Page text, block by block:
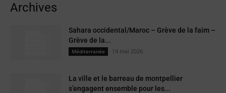
Archives
Sahara occidental/Maroc – Grève de la faim –
Grève de la...
Méditerranée 14 mai 2026
La ville et le barreau de montpellier
s’engagent ensemble pour les...